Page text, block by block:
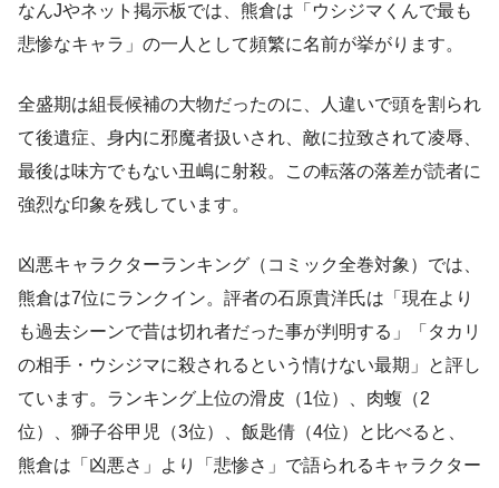
なんJやネット掲示板では、熊倉は「ウシジマくんで最も
悲惨なキャラ」の一人として頻繁に名前が挙がります。
全盛期は組長候補の大物だったのに、人違いで頭を割られ
て後遺症、身内に邪魔者扱いされ、敵に拉致されて凌辱、
最後は味方でもない丑嶋に射殺。この転落の落差が読者に
強烈な印象を残しています。
凶悪キャラクターランキング（コミック全巻対象）では、
熊倉は7位にランクイン。評者の石原貴洋氏は「現在より
も過去シーンで昔は切れ者だった事が判明する」「タカリ
の相手・ウシジマに殺されるという情けない最期」と評し
ています。ランキング上位の滑皮（1位）、肉蝮（2
位）、獅子谷甲児（3位）、飯匙倩（4位）と比べると、
熊倉は「凶悪さ」より「悲惨さ」で語られるキャラクター